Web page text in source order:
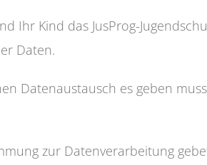
Ihr Kind das JusProg-
Daten.
Datenaustausch es geben
zur Datenverarbeitung